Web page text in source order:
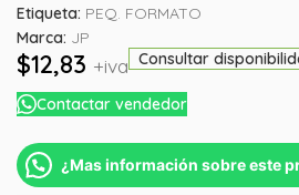
Etiqueta: PEQ. FORMATO
Marca: JP
$12,83 +iva Consultar
Contactar vendedor
¿Mas información sobre este